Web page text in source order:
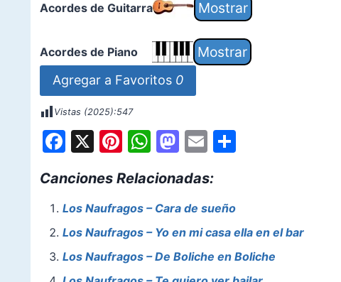
Acordes de Guitarra
Acordes de Piano
Agregar a Favoritos 0
Vistas (2025):547
F
c
e
b
o
X Pi
er
e
st
W
at
s
A
p
M
st
o
d
o
E
ai
l
S
e
Canciones Relacionadas:
Los Naufragos – Cara de sueño
Los Naufragos – Yo en mi casa ella en el bar
Los Naufragos – De Boliche en Boliche